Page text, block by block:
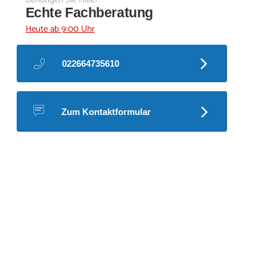
Echte Fachberatung
Heute ab 9:00 Uhr
022664735610
Zum Kontaktformular